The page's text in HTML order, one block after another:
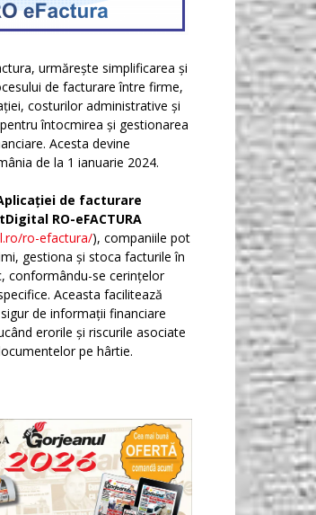
urmărește simplificarea și
de facturare între firme,
costurilor administrative și
întocmirea și gestionarea
Acesta devine
de la 1 ianuarie 2024.
de facturare
RO-eFACTURA
ro-efactura/), companiile pot
gestiona și stoca facturile în
conformându-se cerințelor
Aceasta facilitează
de informații financiare
erorile și riscurile asociate
pe hârtie.